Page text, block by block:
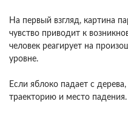
На первый взгляд, картина
чувство приводит к
человек реагирует на
уровне.
Если яблоко падает с
траекторию и место падения.